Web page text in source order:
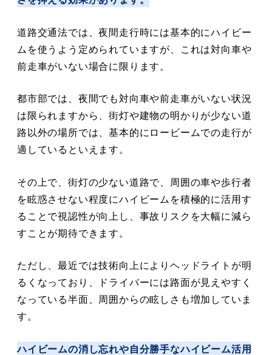
道路交通法では、夜間走行時には基本的にハイビー
ムを使うよう定められていますが、これは対向車や
前走車がいない場合に限ります。
都市部では、夜間でも対向車や前走車がいない状況
は限られますから、街灯や建物の明かりが少ない道
路以外の場所では、基本的にロービームでの走行が
適しているといえます。
その上で、街灯の少ない道路で、周囲の車や歩行者
を眩惑させない程度にハイビームを積極的に活用す
ることで視認性が向上し、事故リスクを大幅に減ら
すことが期待できます。
ただし、最近では技術向上によりヘッドライトが明
るくなっており、ドライバーには路面が見えやすく
なっている半面、周囲からの眩しさも増加していま
す。
ハイビームの消し忘れや自分勝手なハイビーム活用